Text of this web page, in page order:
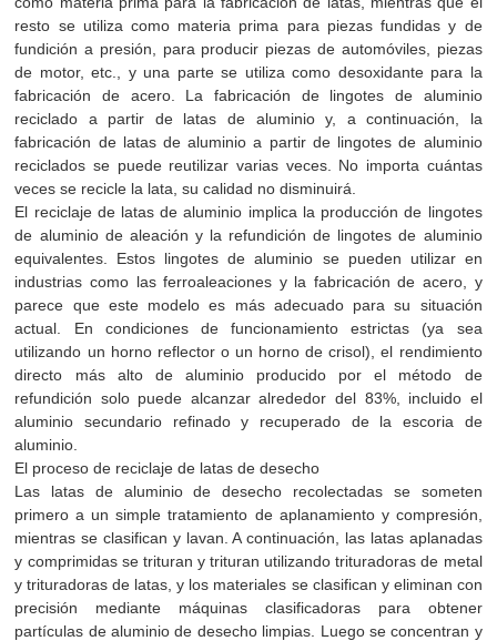
resto se utiliza como materia prima para piezas fundidas y de
fundición a presión, para producir piezas de automóviles, piezas
de motor, etc., y una parte se utiliza como desoxidante para la
fabricación de acero. La fabricación de lingotes de aluminio
reciclado a partir de latas de aluminio y, a continuación, la
fabricación de latas de aluminio a partir de lingotes de aluminio
reciclados se puede reutilizar varias veces. No importa cuántas
veces se recicle la lata, su calidad no disminuirá.
El reciclaje de latas de aluminio implica la producción de lingotes
de aluminio de aleación y la refundición de lingotes de aluminio
equivalentes. Estos lingotes de aluminio se pueden utilizar en
industrias como las ferroaleaciones y la fabricación de acero, y
parece que este modelo es más adecuado para su situación
actual. En condiciones de funcionamiento estrictas (ya sea
utilizando un horno reflector o un horno de crisol), el rendimiento
directo más alto de aluminio producido por el método de
refundición solo puede alcanzar alrededor del 83%, incluido el
aluminio secundario refinado y recuperado de la escoria de
aluminio.
El proceso de reciclaje de latas de desecho
Las latas de aluminio de desecho recolectadas se someten
primero a un simple tratamiento de aplanamiento y compresión,
mientras se clasifican y lavan. A continuación, las latas aplanadas
y comprimidas se trituran y trituran utilizando trituradoras de metal
y trituradoras de latas, y los materiales se clasifican y eliminan con
precisión mediante máquinas clasificadoras para obtener
partículas de aluminio de desecho limpias. Luego se concentran y